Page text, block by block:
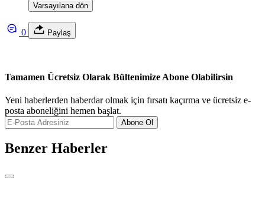
Varsayılana dön
0 Paylaş
Tamamen Ücretsiz Olarak Bültenimize Abone Olabilirsin
Yeni haberlerden haberdar olmak için fırsatı kaçırma ve ücretsiz e-
posta aboneliğini hemen başlat.
Abone Ol
Benzer Haberler